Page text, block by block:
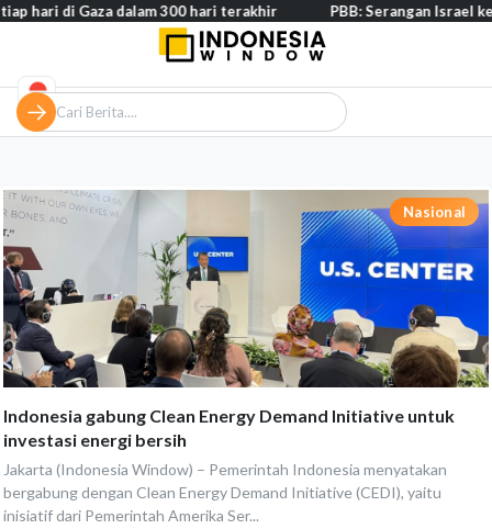
Nasional
Indonesia gabung Clean Energy Demand Initiative untuk
investasi energi bersih
Jakarta (Indonesia Window) – Pemerintah Indonesia menyatakan
bergabung dengan Clean Energy Demand Initiative (CEDI), yaitu
inisiatif dari Pemerintah Amerika Ser...
hari di Gaza dalam 300 hari terakhir PBB: Serangan Israel